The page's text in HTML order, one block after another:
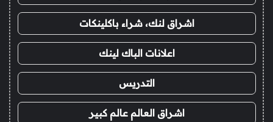
اشراق لنك، شراء باكلينكات
اعلانات الباك لينك
التدريس
اشراق العالم عالم كبير